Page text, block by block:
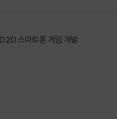
2D 스마트폰 게임 개발